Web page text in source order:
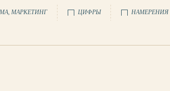
МАРКЕТИНГ ЦИФРЫ НАМЕРЕНИЯ